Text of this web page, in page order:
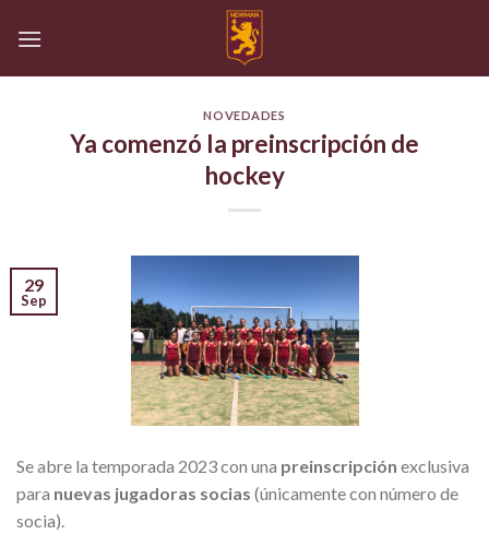
NOVEDADES
Ya comenzó la preinscripción de
hockey
29
Sep
Se abre la temporada 2023 con una preinscripción exclusiva
para nuevas jugadoras socias (únicamente con número de
socia).